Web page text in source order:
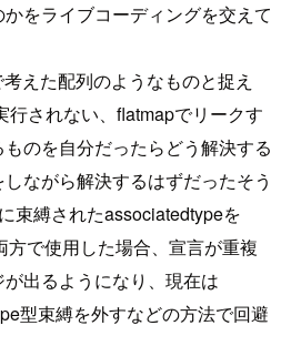
をライブコーディングを交えて
えた配列のようなものと捉え
行されない、flatmapでリークす
のを自分だったらどう解決する
ながら解決するはずだったそう
束縛されたassociatedtypeを
で使用した場合、宣言が重複
出るようになり、現在は
型束縛を外すなどの方法で回避